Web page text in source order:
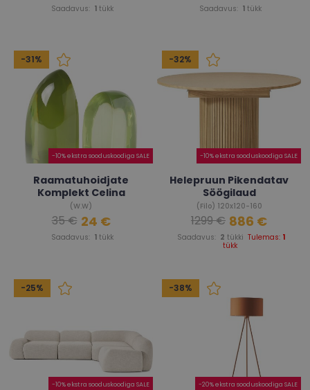
Saadavus: 1tükk Saadavus: 1tükk
-31%
-10% ekstra sooduskoodiga SALE
Raamatuhoidjate
Komplekt Celina
(W.W)
Saadavus: 1tükk
35 € 24 €
-32%
-10% ekstra sooduskoodiga SALE
Helepruun Pikendatav
Söögilaud
(Filo) 120x120-160
Saadavus: 2 tükki Tulemas: 1
tükk
1299 € 886 €
-25%
-10% ekstra sooduskoodiga SALE
-38%
-20% ekstra sooduskoodiga SALE